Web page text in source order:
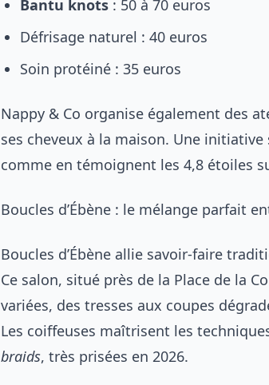
Bantu knots : 50 à 70 euros
Défrisage naturel : 40 euros
Soin protéiné : 35 euros
Nappy & Co organise également des
ses cheveux à la maison. Une
comme en témoignent les 4,8 étoiles
Boucles d’Ébène : le mélange parfait
Boucles d’Ébène allie savoir-faire
Ce salon, situé près de la Place de la
variées, des tresses aux coupes
Les coiffeuses maîtrisent les
braids, très prisées en 2026.